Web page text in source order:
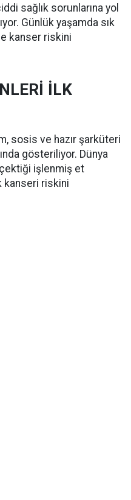
sağlık sorunlarına yol
Günlük yaşamda sık
kanser riskini
İLK
sosis ve hazır şarküteri
gösteriliyor. Dünya
çektiği işlenmiş et
kanseri riskini